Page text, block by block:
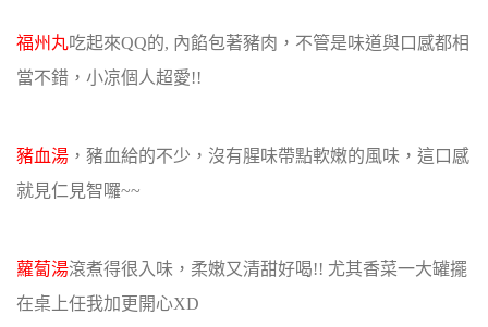
福州丸吃起來QQ的, 內餡包著豬肉，不管是味道與口感都相
當不錯，小凉個人超愛!!
豬血湯 ，豬血給的不少，沒有腥味帶點軟嫩的風味，這口感
就見仁見智囉~~
蘿蔔湯滾煮得很入味，柔嫩又清甜好喝!! 尤其香菜一大罐擺
在桌上任我加更開心XD